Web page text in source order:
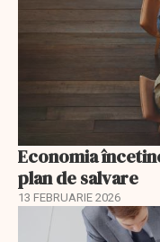
Economia
plan de salvare
13 FEBRUARIE 2026